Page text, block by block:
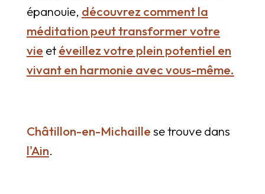
épanouie, découvrez comment la
méditation peut transformer votre
vie etéveillez votre plein potentiel en
vivant en harmonie avec vous-même.
Châtillon-en-Michaillese trouve dans
l'Ain.